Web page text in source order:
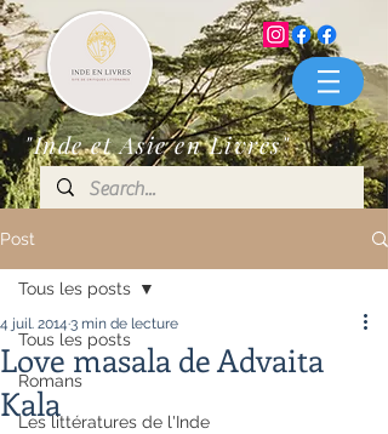
"Inde et Asie en Livres"
Post
Tous les posts
Romans
Les littératures de l'Inde
Tous les posts
Love masala de Advaita
Kala
4 juil. 2014 3 min de lecture